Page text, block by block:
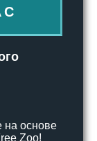
на основе
Zoo!